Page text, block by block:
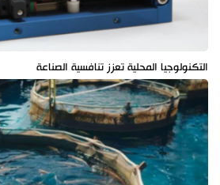
التكنولوجيا المحلية تعزز تنافسية الصناعة